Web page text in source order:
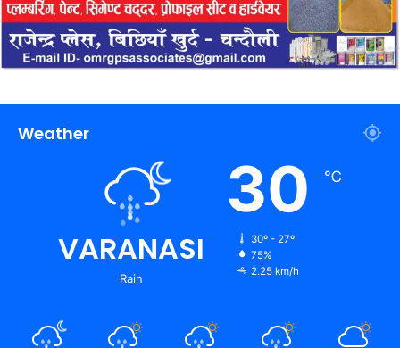
Weather
VARANASI
Rain
30 ℃
30º - 27º
75%
2.25 km/h